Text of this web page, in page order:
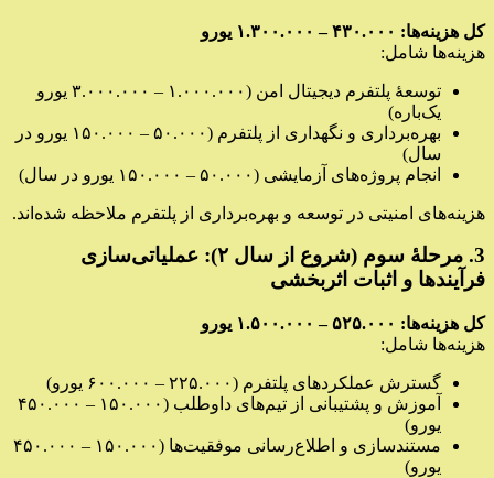
کل هزینه‌ها: ۴۳۰.۰۰۰ – ۱.۳۰۰.۰۰۰ یورو
هزینه‌ها شامل:
توسعهٔ پلتفرم دیجیتال امن (۱.۰۰۰.۰۰۰ – ۳.۰۰۰.۰۰۰ یورو
یک‌باره)
بهره‌برداری و نگهداری از پلتفرم (۵۰.۰۰۰ – ۱۵۰.۰۰۰ یورو در
سال)
انجام پروژه‌های آزمایشی (۵۰.۰۰۰ – ۱۵۰.۰۰۰ یورو در سال)
هزینه‌های امنیتی در توسعه و بهره‌برداری از پلتفرم ملاحظه شده‌اند.
3. مرحلهٔ سوم (شروع از سال ۲): عملیاتی‌سازی
فرآیندها و اثبات اثربخشی
کل هزینه‌ها: ۵۲۵.۰۰۰ – ۱.۵۰۰.۰۰۰ یورو
هزینه‌ها شامل:
گسترش عملکردهای پلتفرم (۲۲۵.۰۰۰ – ۶۰۰.۰۰۰ یورو)
آموزش و پشتیبانی از تیم‌های داوطلب (۱۵۰.۰۰۰ – ۴۵۰.۰۰۰
یورو)
مستندسازی و اطلاع‌رسانی موفقیت‌ها (۱۵۰.۰۰۰ – ۴۵۰.۰۰۰
یورو)